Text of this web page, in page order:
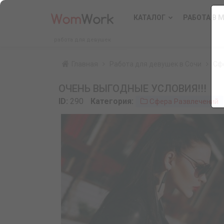
КАТАЛОГ РАБОТА В
ID: 290 Категория: Сфера Развлечений